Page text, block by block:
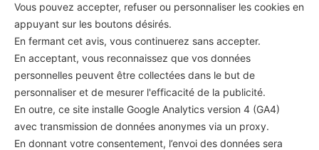
Consentement
Vous pouvez accepter, refuser ou personnaliser les cookies en
appuyant sur les boutons désirés.
En fermant cet avis, vous continuerez sans accepter.
En acceptant, vous reconnaissez que vos données
personnelles peuvent être collectées dans le but de
personnaliser et de mesurer l'efficacité de la publicité.
En outre, ce site installe Google Analytics version 4 (GA4)
avec transmission de données anonymes via un proxy.
En donnant votre consentement, l’envoi des données sera